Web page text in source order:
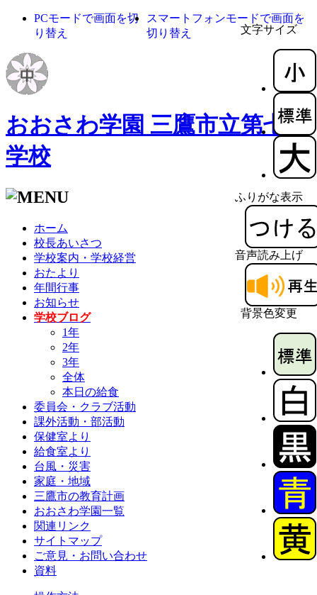
文字サイズ
ふりがな表示
音声読み上げ
背景色変更
PCモードで画面を切
り替え
スマートフォンモードで画面を
切り替え
おおさわ学園 三鷹市立第七中
学校
ホーム
校長あいさつ
学校案内・学校経営
おたより
年間行事
お知らせ
学校ブログ
1年
2年
3年
全体
本日の給食
委員会・クラブ活動
課外活動・部活動
保健室より
給食室より
台風・災害
家庭・地域
三鷹市の教育計画
おおさわ学園一覧
関連リンク
サイトマップ
ご意見・お問い合わせ
資料